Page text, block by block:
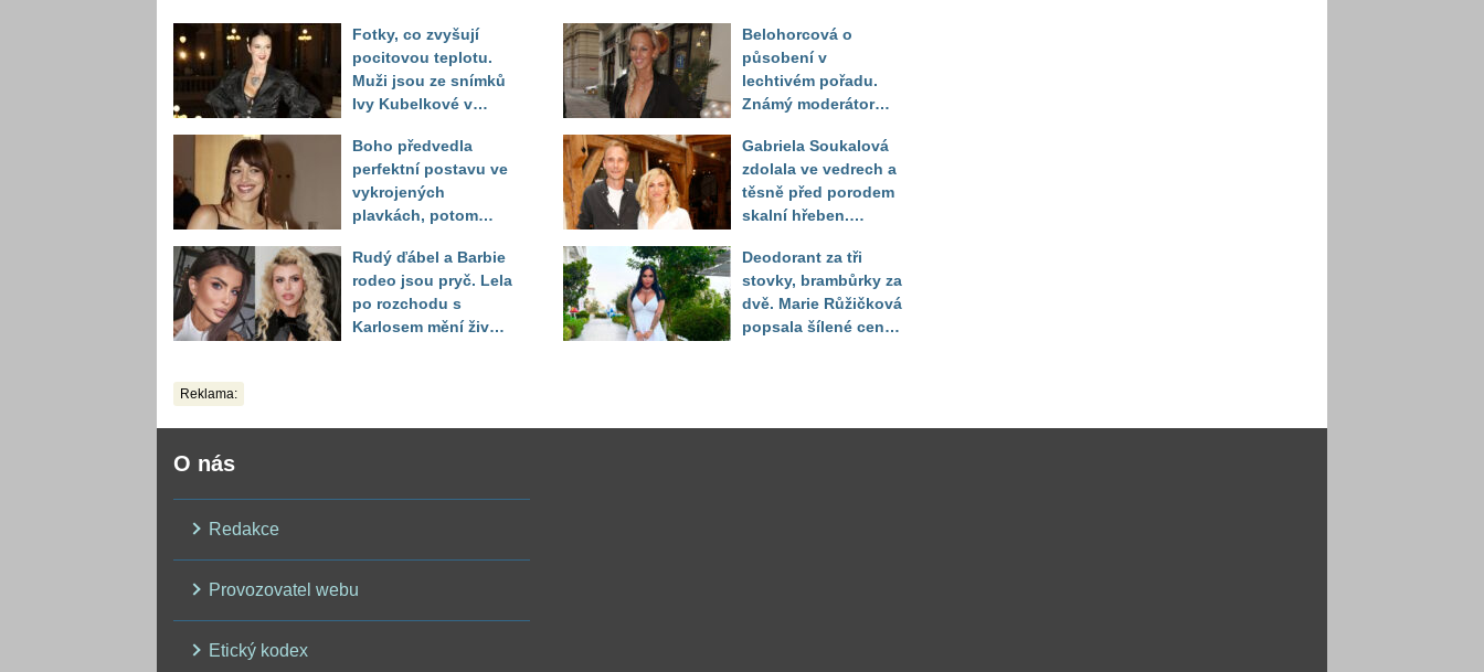
Fotky, co zvyšují
pocitovou teplotu.
Muži jsou ze snímků
Ivy Kubelkové v
Boho předvedla
perfektní postavu ve
vykrojených
plavkách, potom
těla
Rudý ďábel a Barbie
rodeo jsou pryč. Lela
po rozchodu s
Karlosem mění život i
Belohorcová o
působení v
lechtivém pořadu.
Známý moderátor
sledoval pod dekou
Gabriela Soukalová
zdolala ve vedrech a
těsně před porodem
skalní hřeben.
snést "těhuli"
Deodorant za tři
stovky, brambůrky za
dvě. Marie Růžičková
popsala šílené ceny
Reklama:
O nás
Redakce
Provozovatel webu
Etický kodex